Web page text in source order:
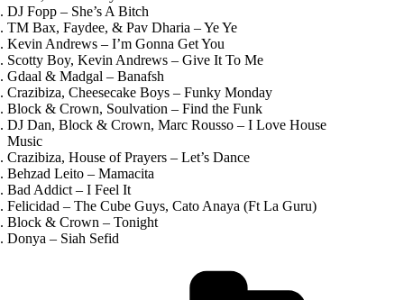
DJ Fopp – She’s A Bitch
TM Bax, Faydee, & Pav Dharia – Ye Ye
Kevin Andrews – I’m Gonna Get You
Scotty Boy, Kevin Andrews – Give It To Me
Gdaal & Madgal – Banafsh
Crazibiza, Cheesecake Boys – Funky Monday
Block & Crown, Soulvation – Find the Funk
DJ Dan, Block & Crown, Marc Rousso – I Love House
Music
Crazibiza, House of Prayers – Let’s Dance
Behzad Leito – Mamacita
Bad Addict – I Feel It
Felicidad – The Cube Guys, Cato Anaya (Ft La Guru)
Block & Crown – Tonight
Donya – Siah Sefid